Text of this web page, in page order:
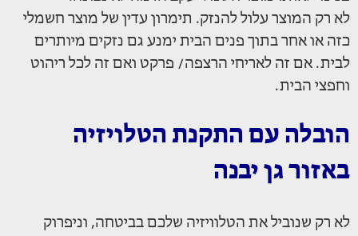
לא רק המוצר עלול להנזק. תימרון עדין של מוצר חשמלי
כזה או אחר בתוך פנים הבית ימנע גם נזקים מיותרים
לבית. אם זה לאריחי הרצפה/ פרקט ואם זה לכל ריהוט
וחפצי הבית.
הובלה עם התקנת הטלויזיה
באזור גן יבנה
לא רק שנוביל את הטלוויזיה שלכם בביטחה, וניפרוק